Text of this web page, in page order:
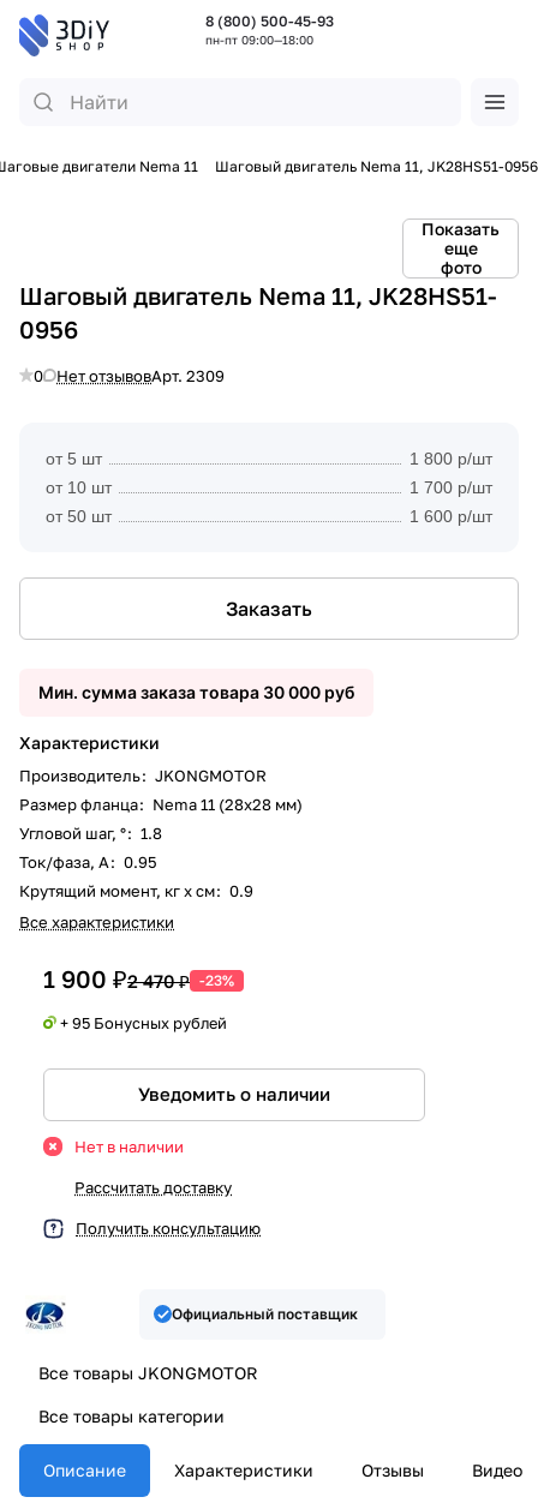
8 (800) 500-45-93
пн-пт 09:00—18:00
двигатели Nema 11 Шаговый двигатель Nema 11, JK28HS51-0956
Показать
еще
фото
Шаговый двигатель Nema 11, JK28HS51-
0956
0 Нет отзывовАрт. 2309
от 5 шт
1 800 р/шт
от 10 шт
1 700 р/шт
от 50 шт
1 600 р/шт
Заказать
Мин. сумма заказа товара 30 000 руб
Характеристики
Производитель: JKONGMOTOR
Размер фланца: Nema 11 (28x28 мм)
Угловой шаг, °: 1.8
Ток/фаза, А: 0.95
Крутящий момент, кг х см: 0.9
Все характеристики
1 900 ₽2 470 ₽ -23%
+ 95 Бонусных рублей
Уведомить о наличии
Нет в наличии
Рассчитать доставку
Получить консультацию
Официальный поставщик
Все товары JKONGMOTOR
Все товары категории
Описание Характеристики Отзывы Видео